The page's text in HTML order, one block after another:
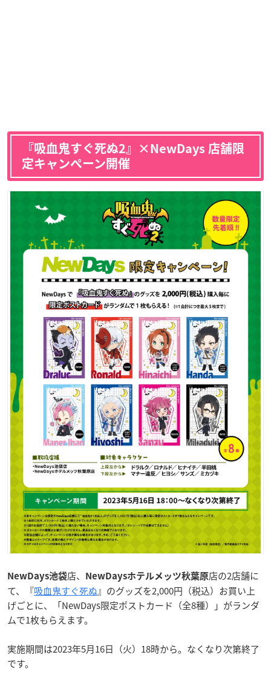
『吸血鬼すぐ死ぬ2』×NewDays 店舗限
定キャンペーン開催
NewDays池袋店、 NewDaysホテルメッツ秋葉原店の2店舗に
て、『吸血鬼すぐ死ぬ』のグッズを2,000円（税込）お買い上
げごとに、「NewDays限定ポストカード（全8種）」がランダ
ムで1枚もらえます。
実施期間は2023年5月16日（火）18時から。なくなり次第終了
です。